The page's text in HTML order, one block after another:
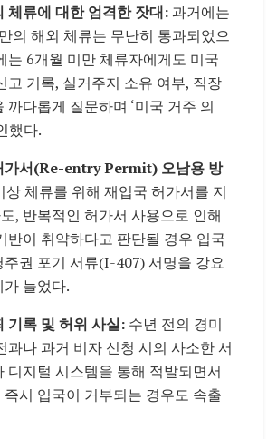
체류에 대한 엄격한 잣대: 과거에는
의 해외 체류는 무난히 통과되었으
는 6개월 미만 체류자에게도 미국
고 기록, 실거주지 소유 여부, 직장
까다롭게 질문하며 ‘미국 거주 의
했다.
가서(Re-entry Permit) 오남용 방
상 체류를 위해 재입국 허가서를 지
, 반복적인 허가서 사용으로 인해
반이 취약하다고 판단될 경우 입국
주권 포기 서류(I-407) 서명을 강요
늘었다.
기록 및 허위 사실: 수년 전의 경미
과나 과거 비자 신청 시의 사소한 서
디지털 시스템을 통해 적발되면서
즉시 입국이 거부되는 경우도 속출